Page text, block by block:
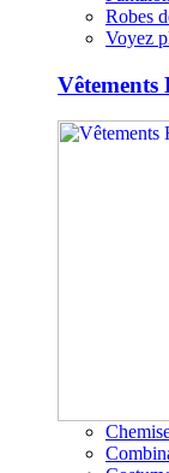
Robes
Voyez
Vêtements